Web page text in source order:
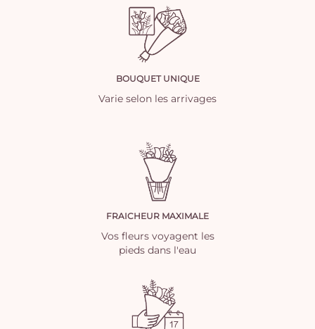
BOUQUET UNIQUE
Varie selon les arrivages
FRAICHEUR MAXIMALE
Vos fleurs voyagent les
pieds dans l'eau